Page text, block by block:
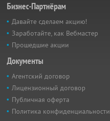
Бизнес-Партнёрам
Давайте сделаем акцию!
Заработайте, как Вебмастер
Прошедшие акции
Документы
Агентский договор
Лицензионный договор
Публичная оферта
Политика конфиденциальности